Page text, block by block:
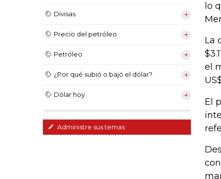
Divisas
Precio del petróleo
Petróleo
¿Por qué subió o bajó el dólar?
Dólar hoy
Administre sus temas
lo
La
el
El